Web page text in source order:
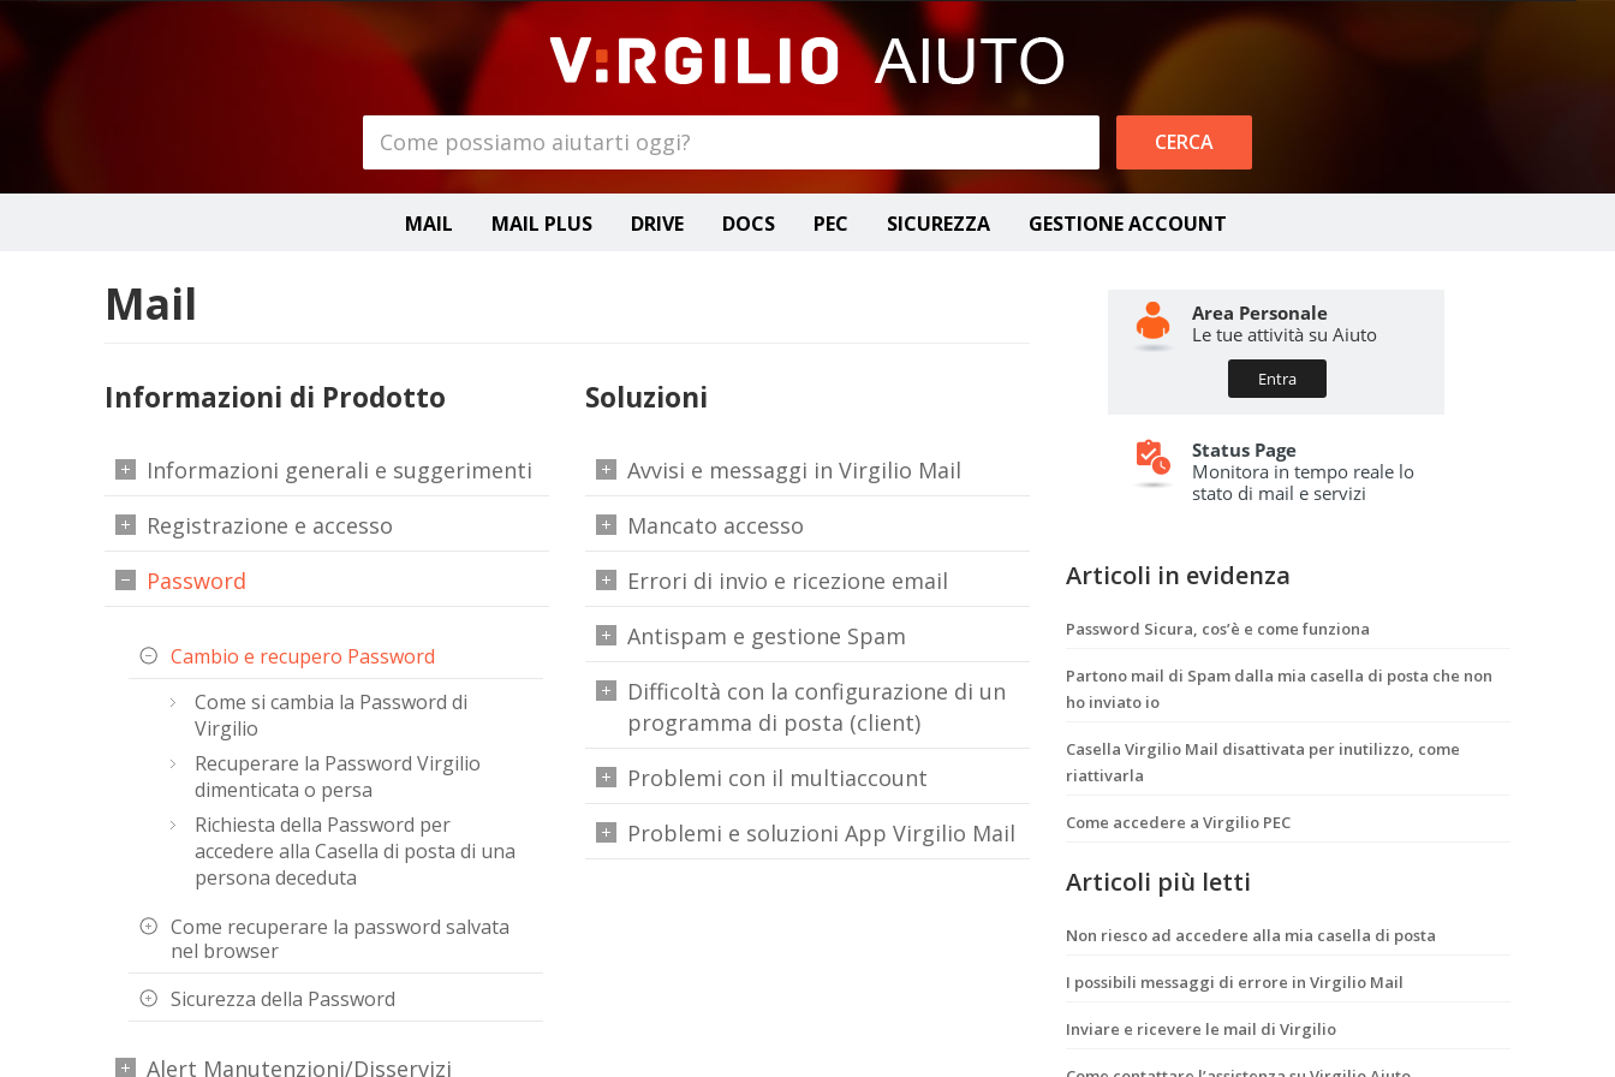
MAIL MAIL PLUS DRIVE DOCS PEC SICUREZZA GESTIONE ACCOUNT
Mail
Informazioni di Prodotto
Informazioni generali e suggerimenti
Registrazione e accesso
Password
Cambio e recupero Password
Come si cambia la Password di
Virgilio
Recuperare la Password Virgilio
dimenticata o persa
Richiesta della Password per
accedere alla Casella di posta di una
persona deceduta
Come recuperare la password salvata
nel browser
Sicurezza della Password
Alert Manutenzioni/Disservizi
Soluzioni
Avvisi e messaggi in Virgilio Mail
Mancato accesso
Errori di invio e ricezione email
Antispam e gestione Spam
Difficoltà con la configurazione di un
programma di posta (client)
Problemi con il multiaccount
Problemi e soluzioni App Virgilio Mail
Articoli in evidenza
Password Sicura, cos’è e come funziona
Partono mail di Spam dalla mia casella di posta che non
ho inviato io
Casella Virgilio Mail disattivata per inutilizzo, come
riattivarla
Come accedere a Virgilio PEC
Articoli più letti
Non riesco ad accedere alla mia casella di posta
I possibili messaggi di errore in Virgilio Mail
Inviare e ricevere le mail di Virgilio